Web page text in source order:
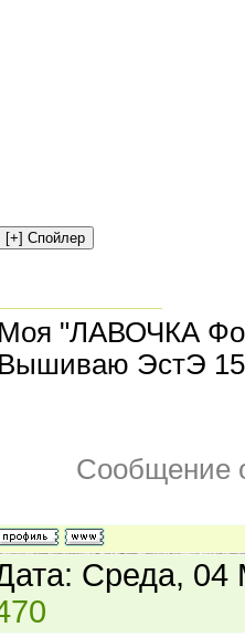
Моя "ЛАВОЧКА
Вышиваю ЭстЭ
Сообщение
Среда, 04